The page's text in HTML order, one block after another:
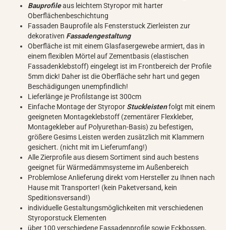
Bauprofileaus leichtem Styropor mit harter
Oberflächenbeschichtung
Fassaden Bauprofile als Fensterstuck Zierleisten zur
dekorativen Fassadengestaltung
Oberfläche ist mit einem Glasfasergewebe armiert, das in
einem flexiblen Mörtel auf Zementbasis (elastischen
Fassadenklebstoff) eingelegt ist im Frontbereich der Profile
5mm dick! Daher ist die Oberfläche sehr hart und gegen
Beschädigungen unempfindlich!
Lieferlänge je Profilstange ist 300cm
Einfache Montage der Styropor Stuckleistenfolgt mit einem
geeigneten Montageklebstoff (zementärer Flexkleber,
Montagekleber auf Polyurethan-Basis) zu befestigen,
größere Gesims Leisten werden zusätzlich mit Klammern
gesichert. (nicht mit im Lieferumfang!)
Alle Zierprofile aus diesem Sortiment sind auch bestens
geeignet für Wärmedämmsysteme im Außenbereich
Problemlose Anlieferung direkt vom Hersteller zu Ihnen nach
Hause mit Transporter! (kein Paketversand, kein
Speditionsversand!)
individuelle Gestaltungsmöglichkeiten mit verschiedenen
Styroporstuck Elementen
über 100 verschiedene Fassadenprofile sowie Eckbossen,